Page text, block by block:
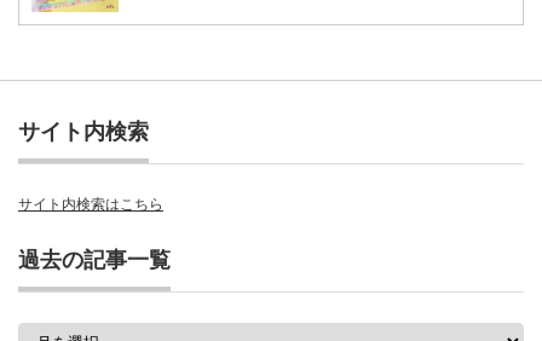
サイト内検索
サイト内検索はこちら
過去の記事一覧